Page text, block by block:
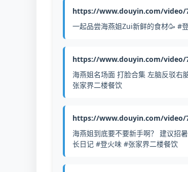
https://www.douyin.com/video/
一起品尝海燕姐Zui新鲜的食材🥳 #
https://www.douyin.com/video/
海燕姐名场面 打脸合集 左脑反驳
张家界二楼餐饮
https://www.douyin.com/video/
海燕姐到底要不要新手啊？ 建议招
长日记 #登火味 #张家界二楼餐饮